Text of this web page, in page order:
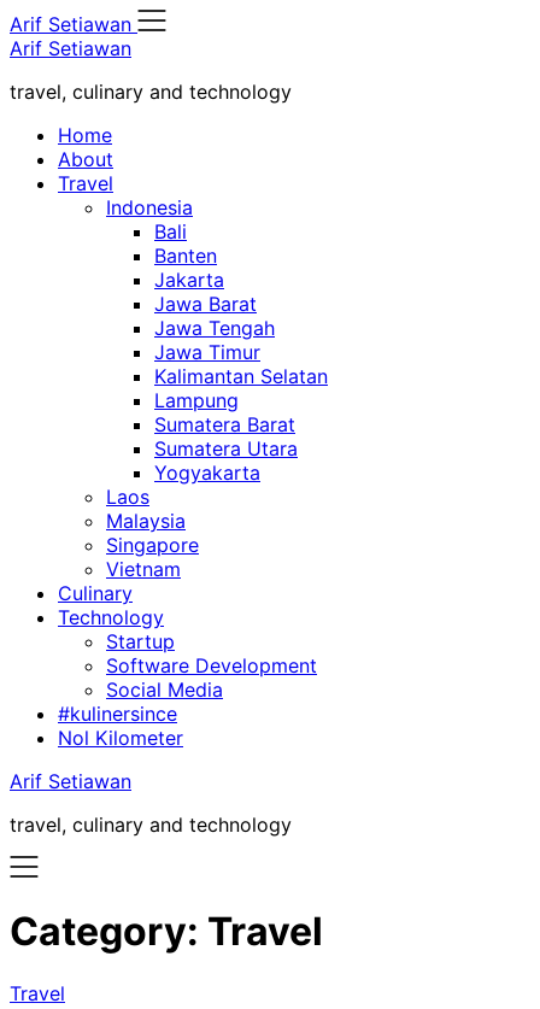
Skip
to
Arif Setiawan
Arif Setiawan
travel, culinary and technology
Home
About
Travel
Indonesia
Bali
Banten
Jakarta
Jawa Barat
Jawa Tengah
Jawa Timur
Kalimantan Selatan
Lampung
Sumatera Barat
Sumatera Utara
Yogyakarta
Laos
Malaysia
Singapore
Vietnam
Culinary
Technology
Startup
Software Development
Social Media
#kulinersince
Nol Kilometer
Arif Setiawan
travel, culinary and technology
Category: Travel
Travel